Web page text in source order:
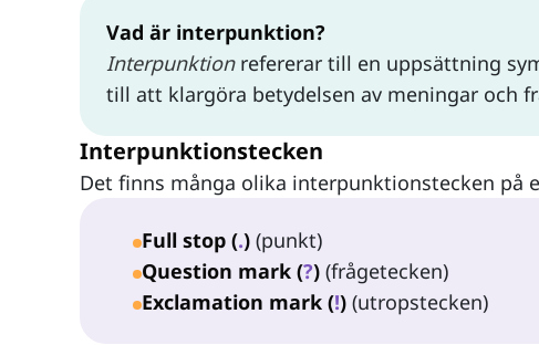
Vad är interpunktion?
Interpunktionrefererar till en uppsättning
till att klargöra betydelsen av meningar och
Interpunktionstecken
Det finns många olika interpunktionstecken på
Full stop (.) (punkt)
Question mark (?) (frågetecken)
Exclamation mark (!) (utropstecken)